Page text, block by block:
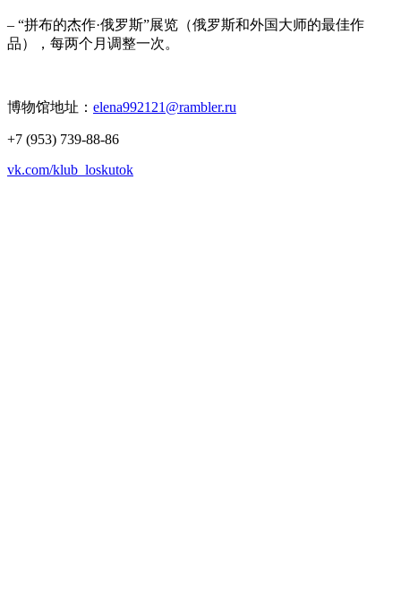
– “拼布的杰作·俄罗斯”展览（俄罗斯和外国大师的最佳作
品），每两个月调整一次。
博物馆地址： elena992121@rambler.ru
+7 (953) 739-88-86
vk.com/klub_loskutok